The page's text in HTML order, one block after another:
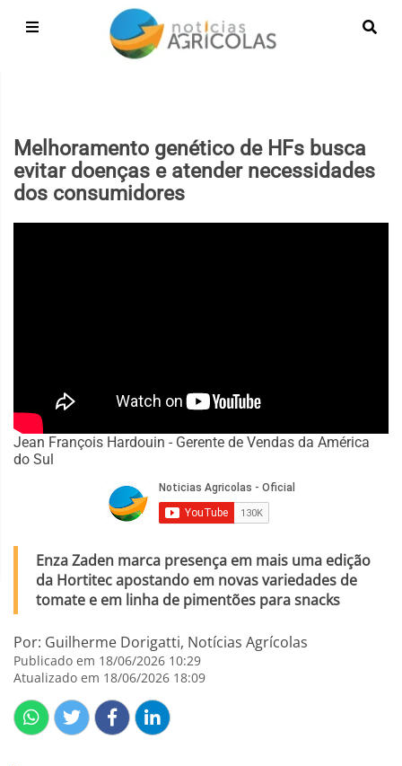
Melhoramento genético de HFs busca
evitar doenças e atender necessidades
dos consumidores
Jean François Hardouin - Gerente de Vendas da América
do Sul
Enza Zaden marca presença em mais uma edição
da Hortitec apostando em novas variedades de
tomate e em linha de pimentões para snacks
Por: Guilherme Dorigatti, Notícias Agrícolas
Publicado em 18/06/2026 10:29
Atualizado em 18/06/2026 18:09